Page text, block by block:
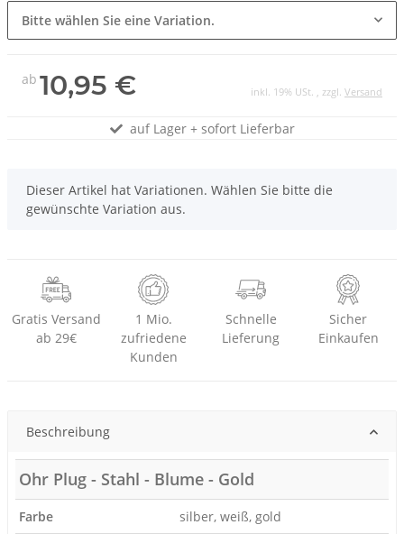
Bitte wählen Sie eine Variation.
ab 10,95 € inkl. 19% USt. , zzgl. Versand
auf Lager + sofort Lieferbar
x
Dieser Artikel hat Variationen. Wählen Sie bitte die
gewünschte Variation aus.
Gratis Versand
ab 29€
1 Mio.
zufriedene
Kunden
Schnelle
Lieferung
Sicher
Einkaufen
Beschreibung
Ohr Plug - Stahl - Blume - Gold
Farbe
silber, weiß, gold